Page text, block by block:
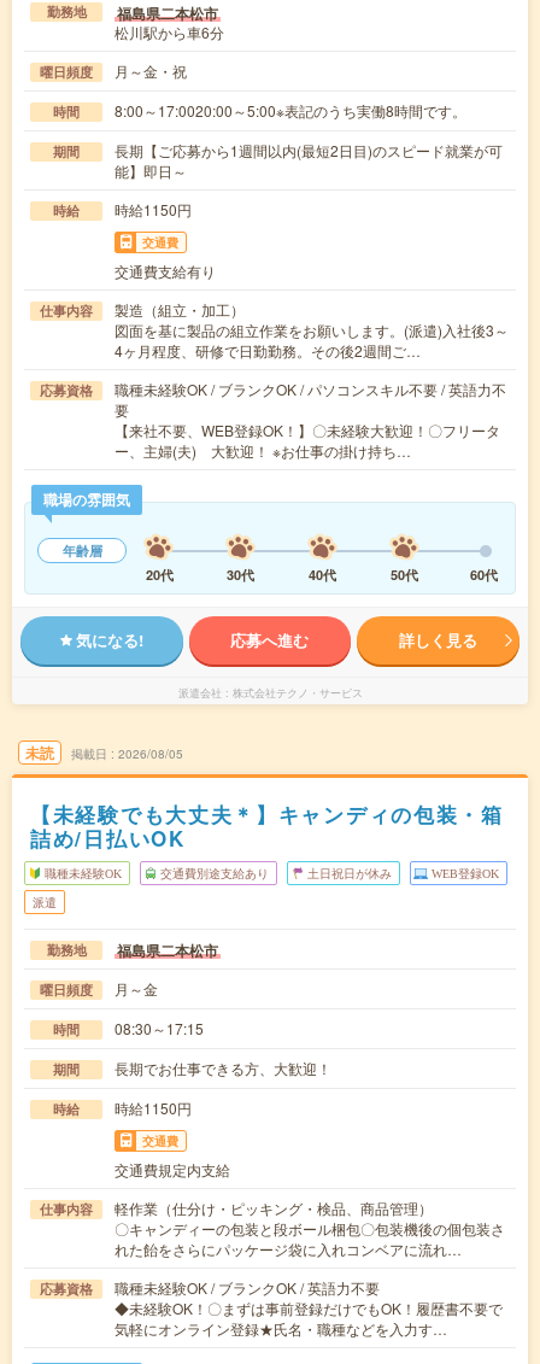
勤務地 福島県二本松市
松川駅から車6分
曜日頻度 月～金・祝
時間 8:00～17:0020:00～5:00※表記のうち実働8時間です。
期間
長期【ご応募から1週間以内(最短2日目)のスピード就業が可
能】即日～
時給 時給1150円
交通費
交通費支給有り
仕事内容
製造（組立・加工）
図面を基に製品の組立作業をお願いします。(派遣)入社後3～
4ヶ月程度、研修で日勤勤務。その後2週間ご…
応募資格
職種未経験OK / ブランクOK / パソコンスキル不要 / 英語力不
要
【来社不要、WEB登録OK！】〇未経験大歓迎！〇フリータ
ー、主婦(夫) 大歓迎！ ※お仕事の掛け持ち…
職場の雰囲気
年齢層
20代
30代 40代 50代 60代
気になる! 応募へ進む 詳しく見る
派遣会社 株式会社テクノ・サービス
未読 掲載日 2026/08/05
【未経験でも大丈夫＊】キャンディの包装・箱
詰め/日払いOK
職種未経験OK 交通費別途支給あり 土日祝日が休み WEB登録OK
派遣
勤務地 福島県二本松市
曜日頻度 月～金
時間 08:30～17:15
期間 長期でお仕事できる方、大歓迎！
時給 時給1150円
交通費
交通費規定内支給
仕事内容
軽作業（仕分け・ピッキング・検品、商品管理）
〇キャンディーの包装と段ボール梱包〇包装機後の個包装さ
れた飴をさらにパッケージ袋に入れコンベアに流れ…
応募資格
職種未経験OK / ブランクOK / 英語力不要
◆未経験OK！〇まずは事前登録だけでもOK！履歴書不要で
気軽にオンライン登録★氏名・職種などを入力す…